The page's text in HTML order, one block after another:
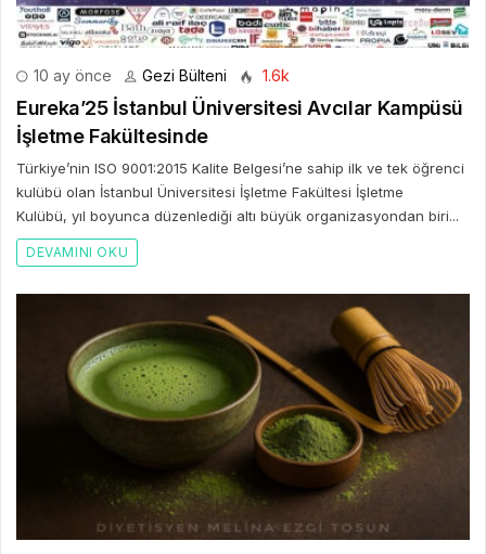
10 ay önce Gezi Bülteni 1.6k
Eureka’25 İstanbul Üniversitesi Avcılar Kampüsü
İşletme Fakültesinde
Türkiye’nin ISO 9001:2015 Kalite Belgesi’ne sahip ilk ve tek öğrenci
kulübü olan İstanbul Üniversitesi İşletme Fakültesi İşletme
Kulübü, yıl boyunca düzenlediği altı büyük organizasyondan biri...
DEVAMINI OKU